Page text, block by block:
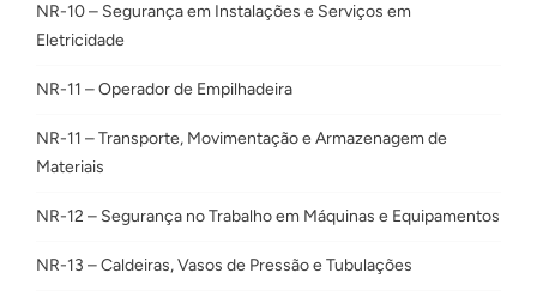
NR-10 – Segurança em Instalações e Serviços em
Eletricidade
NR-11 – Operador de Empilhadeira
NR-11 – Transporte, Movimentação e Armazenagem de
Materiais
NR-12 – Segurança no Trabalho em Máquinas e Equipamentos
NR-13 – Caldeiras, Vasos de Pressão e Tubulações